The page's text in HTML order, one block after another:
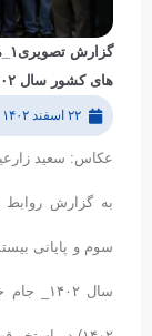
های کشور سال ۱۴۰۲
۲۲ اسفند ۱۴۰۲
عکاس: سعید
به گزارش روابط
سوم و پایانی